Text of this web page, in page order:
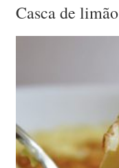
Casca de limão